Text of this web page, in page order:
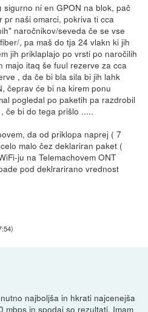
ni en GPON na blok, pač
pr naši omarci, pokriva ti cca
naročnikov/seveda če se vse
, pa maš do tja 24 vlakn ki jih
jih priklaplajo po vrsti po naročilih
majo itaq še fuul rezerve za cca
, da če bi bla sila bi jih lahk
čeprav će bi na kirem ponu
pogledal po paketih pa razdrobil
če bi do tega prišlo .....
da od priklopa naprej ( 7
malo čez deklariran paket (
ju na Telemachovem ONT
pod deklrarirano vrednost
)
najboljša in hkrati najcenejša
mbps in spodaj so rezultati. Imam